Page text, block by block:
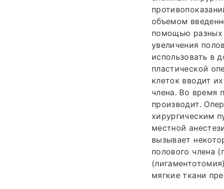
объемом
помощью разных
увеличения
использовать в
пластической
клеток вводит
члена. Во время
производит.
хирургическим
местной
вызывает
полового члена
мягкие ткани